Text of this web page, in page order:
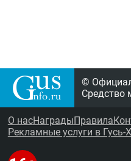
©
Средство
О насНаграды Правила
Рекламные услуги в Гусь-